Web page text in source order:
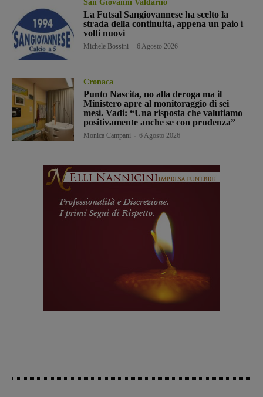
San Giovanni Valdarno
La Futsal Sangiovannese ha scelto la
strada della continuità, appena un paio i
volti nuovi
Michele Bossini 6 Agosto 2026
Cronaca
Punto Nascita, no alla deroga ma il
Ministero apre al monitoraggio di sei
mesi. Vadi: “Una risposta che valutiamo
positivamente anche se con prudenza”
Monica Campani 6 Agosto 2026